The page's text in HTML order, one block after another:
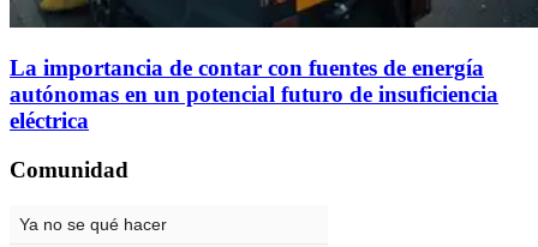
La importancia de contar con fuentes de energía
autónomas en un potencial futuro de insuficiencia
eléctrica
Comunidad